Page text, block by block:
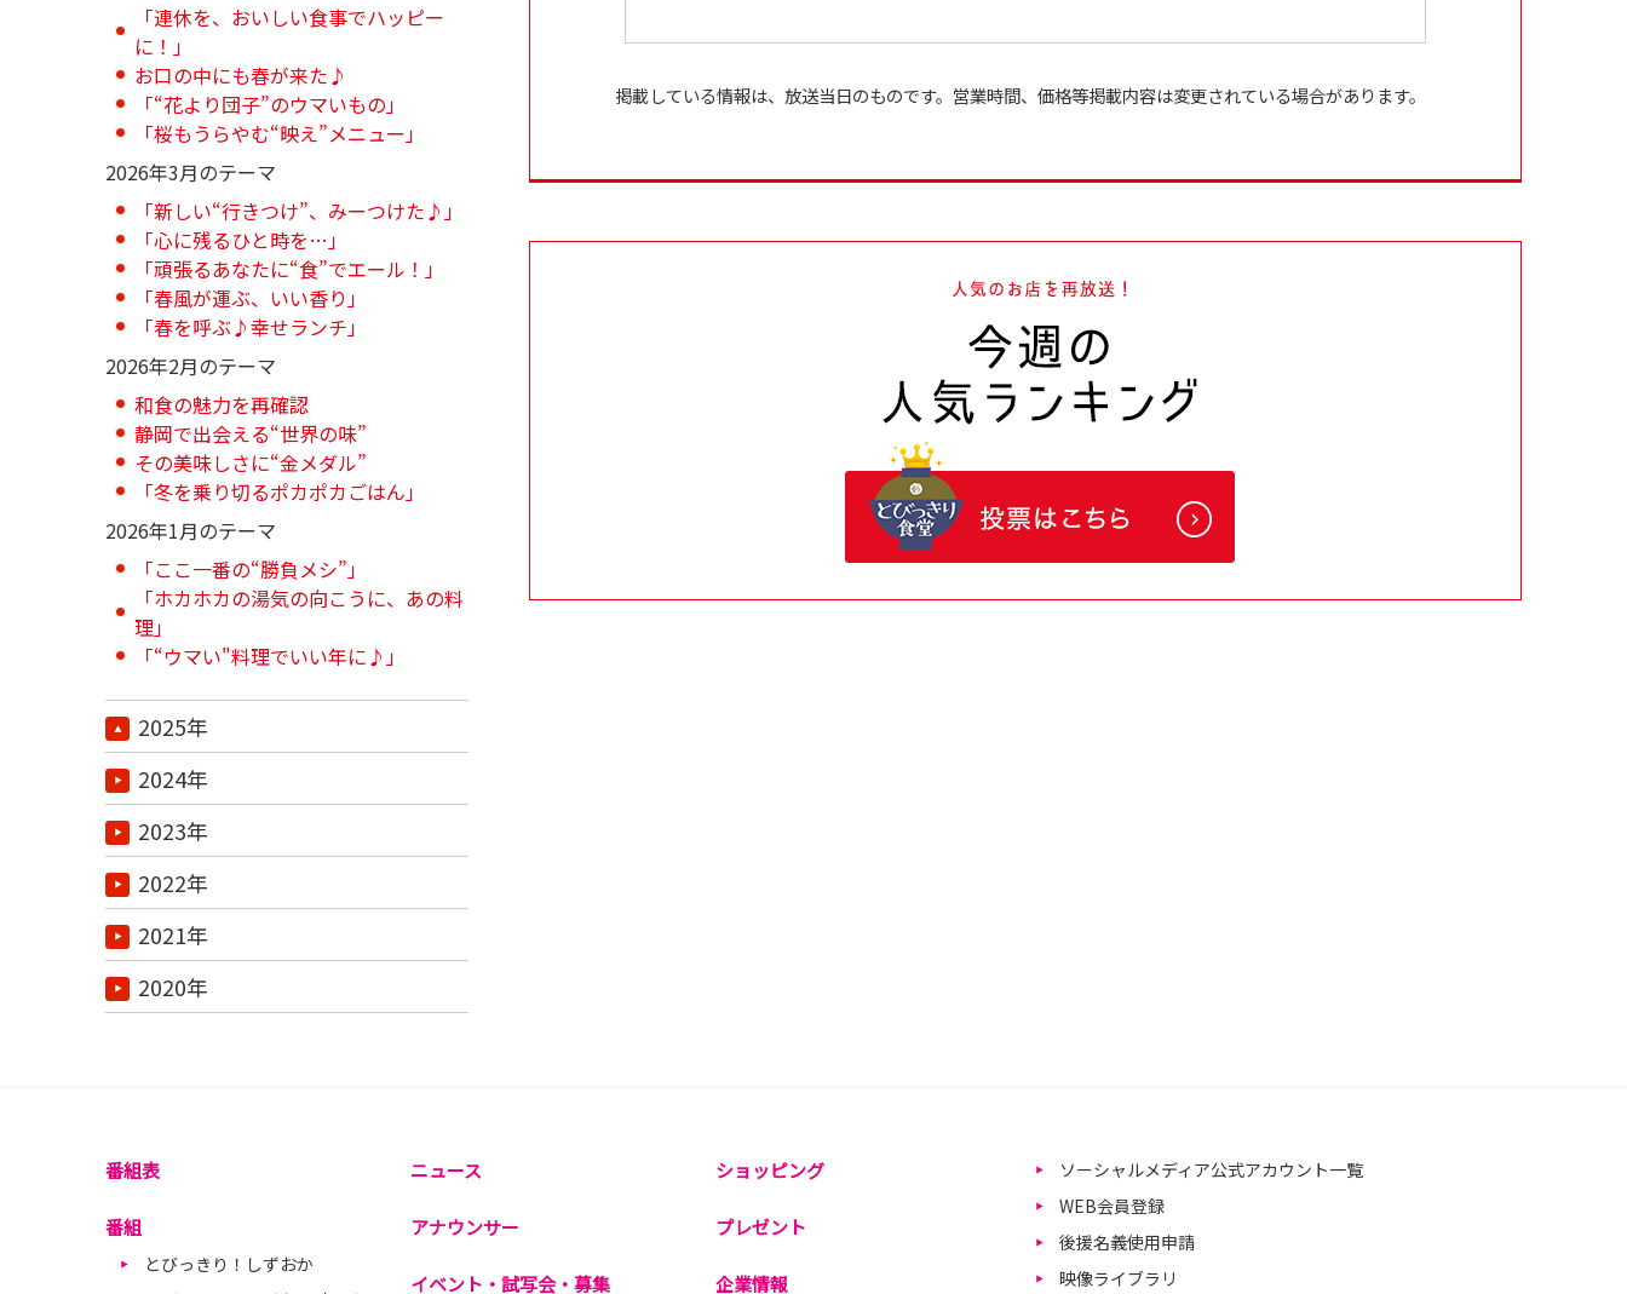
掲載している情報は、放送当日のものです。営業時間、価格等掲載内容は変更されている場合があります。
「連休を、おいしい食事でハッピー
に！」
お口の中にも春が来た♪
「“花より団子”のウマいもの」
「桜もうらやむ“映え”メニュー」
2026年3月のテーマ
「新しい“行きつけ”、みーつけた♪」
「心に残るひと時を…」
「頑張るあなたに“食”でエール！」
「春風が運ぶ、いい香り」
「春を呼ぶ♪幸せランチ」
2026年2月のテーマ
和食の魅力を再確認
静岡で出会える“世界の味”
その美味しさに“金メダル”
「冬を乗り切るポカポカごはん」
2026年1月のテーマ
「ここ一番の“勝負メシ”」
「ホカホカの湯気の向こうに、あの料
理」
「“ウマい"料理でいい年に♪」
2025年
2024年
2023年
2022年
2021年
2020年
番組表
番組
とびっきり！しずおか
ニュース
アナウンサー
イベント・試写会・募集
ショッピング
プレゼント
企業情報
ソーシャルメディア公式アカウント一覧
WEB会員登録
後援名義使用申請
映像ライブラリ